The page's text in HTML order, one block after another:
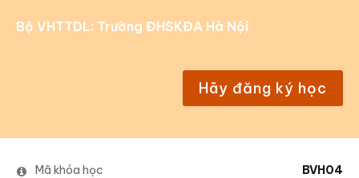
Bộ VHTTDL: Trường ĐHSKĐA Hà Nội
Hãy đăng ký học
Mã khóa học BVH04